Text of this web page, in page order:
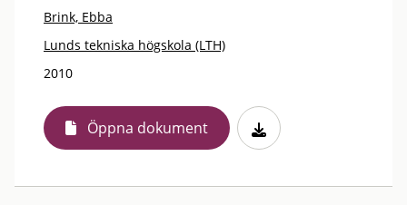
Brink, Ebba
Lunds tekniska högskola (LTH)
2010
Öppna dokument